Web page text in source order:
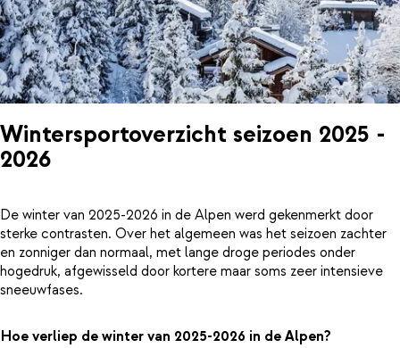
Wintersportoverzicht seizoen 2025 -
2026
De winter van 2025-2026 in de Alpen werd gekenmerkt door
sterke contrasten. Over het algemeen was het seizoen zachter
en zonniger dan normaal, met lange droge periodes onder
hogedruk, afgewisseld door kortere maar soms zeer intensieve
sneeuwfases.
Hoe verliep de winter van 2025-2026 in de Alpen?